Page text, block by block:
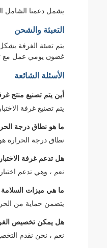
يشمل دعمنا الشامل
التعبئة والشحن
يتم تعبئة الغرفة
غضون يومي عمل مع
الأسئلة الشائعة
أين يتم تصنيع منتج
يتم تصنيع غرفة
ما هو نطاق درجة
نطاق درجة الحرارة هو -40 درجة مئوية إلى 150 درجة
هل تدعم غرفة
نعم ، وهي تدعم اختبار الرطوبة
ما هي ميزات
يتضمن حماية من
هل يمكن تخصيص
نعم ، نحن نقدم